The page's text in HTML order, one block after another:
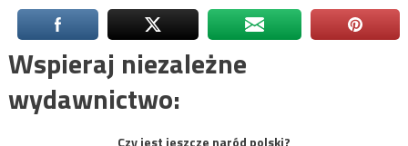
Wspieraj niezależne
wydawnictwo:
Czy jest jeszcze naród polski?